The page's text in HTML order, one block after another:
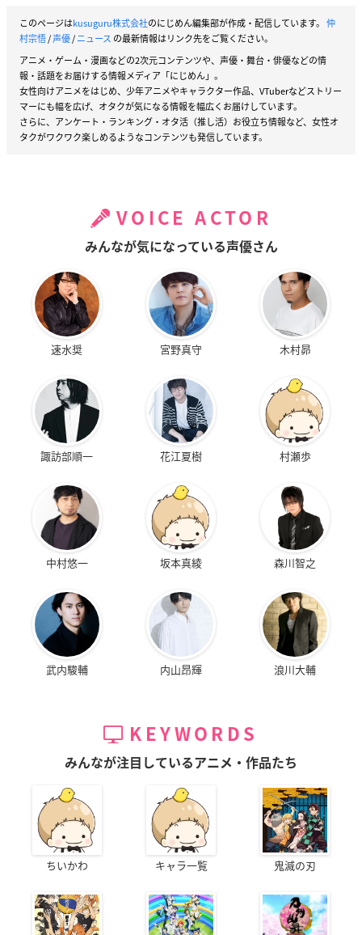
このページはkusuguru株式会社のにじめん編集部が作成・配信しています。 仲
村宗悟/声優/ニュース の最新情報はリンク先をご覧ください。
アニメ・ゲーム・漫画などの2次元コンテンツや、声優・舞台・俳優などの情
報・話題をお届けする情報メディア「にじめん」。
女性向けアニメをはじめ、少年アニメやキャラクター作品、VTuberなどストリー
マーにも幅を広げ、オタクが気になる情報を幅広くお届けしています。
さらに、アンケート・ランキング・オタ活（推し活）お役立ち情報など、女性オ
タクがワクワク楽しめるようなコンテンツも発信しています。
VOICE ACTOR
みんなが気になっている声優さん
速水奨 宮野真守 木村昴
諏訪部順一 花江夏樹 村瀬歩
中村悠一 坂本真綾 森川智之
武内駿輔 内山昂輝 浪川大輔
KEYWORDS
みんなが注目しているアニメ・作品たち
ちいかわ キャラ一覧 鬼滅の刃